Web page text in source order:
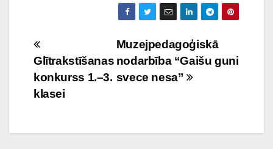
Ziņu
izvēlne
Muzejpedagoģiskā
nodarbība “Gaišu guni
svece nesa”
Glītrakstīšanas
konkurss 1.–3.
klasei